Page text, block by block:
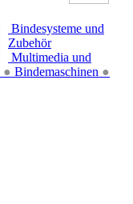
Bindesysteme und
Zubehör
● Bindemaschinen ●
Multimedia und